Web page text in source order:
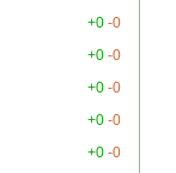
+0 -0
+0 -0
+0 -0
+0 -0
+0 -0